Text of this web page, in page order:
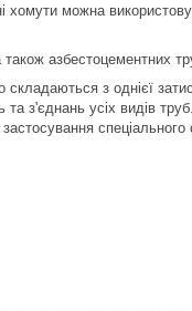
хомути можна
азбестоцементних
з однієї
з'єднань усіх видів